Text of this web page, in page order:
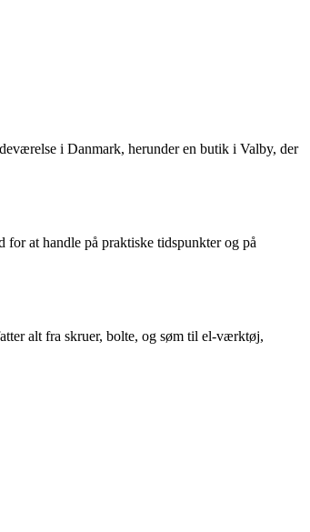
i Danmark, herunder en butik i Valby, der
at handle på praktiske tidspunkter og på
alt fra skruer, bolte, og søm til el-værktøj,